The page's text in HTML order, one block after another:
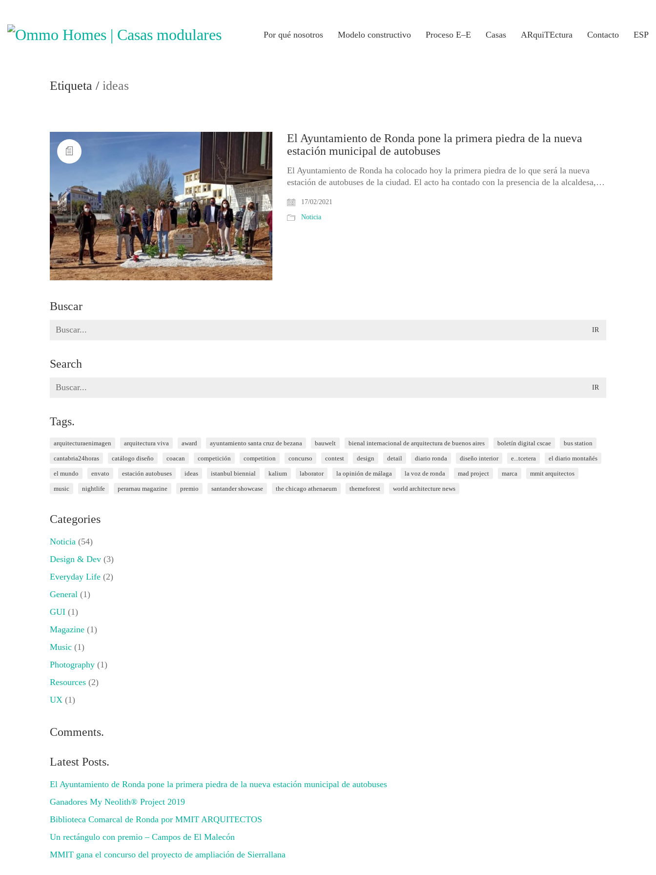
Por qué nosotros Modelo constructivo Proceso E–E Casas ARquiTEctura Contacto ESP
Etiqueta / ideas
El Ayuntamiento de Ronda pone la primera piedra de la nueva
estación municipal de autobuses
El Ayuntamiento de Ronda ha colocado hoy la primera piedra de lo que será la nueva
estación de autobuses de la ciudad. El acto ha contado con la presencia de la alcaldesa,…
17/02/2021
Noticia
Buscar
Search
Search
Search
Tags.
arquitecturaenimagen arquitectura viva award ayuntamiento santa cruz de bezana bauwelt bienal internacional de arquitectura de buenos aires boletín digital cscae bus station
cantabria24horas catálogo diseño coacan competición competition concurso contest design detail diario ronda diseño interior e...tcetera el diario montañés
el mundo envato estación autobuses ideas istanbul biennial kalium laborator la opinión de málaga la voz de ronda mad project marca mmit arquitectos
music nightlife perarnau magazine premio santander showcase the chicago athenaeum themeforest world architecture news
Categories
Noticia (54)
Design & Dev (3)
Everyday Life (2)
General (1)
GUI (1)
Magazine (1)
Music (1)
Photography (1)
Resources (2)
UX (1)
Comments.
Latest Posts.
El Ayuntamiento de Ronda pone la primera piedra de la nueva estación municipal de autobuses
Ganadores My Neolith® Project 2019
Biblioteca Comarcal de Ronda por MMIT ARQUITECTOS
Un rectángulo con premio – Campos de El Malecón
MMIT gana el concurso del proyecto de ampliación de Sierrallana